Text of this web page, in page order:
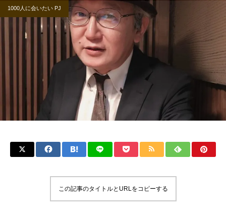
1000人に会いたい PJ
この記事のタイトルとURLをコピーする